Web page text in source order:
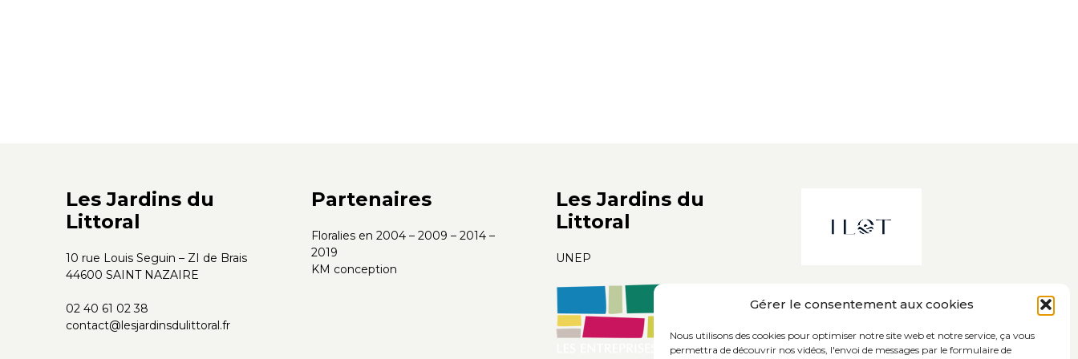
Gérer le consentement aux cookies
Nous utilisons des cookies pour optimiser notre site web et notre service, ça vous
permettra de découvrir nos vidéos, l'envoi de messages par le formulaire de
Les Jardins du
Littoral
10 rue Louis Seguin – ZI de Brais
44600 SAINT NAZAIRE
02 40 61 02 38
contact@lesjardinsdulittoral.fr
Partenaires
Floralies en 2004 – 2009 – 2014 –
2019
KM conception
Les Jardins du
Littoral
UNEP